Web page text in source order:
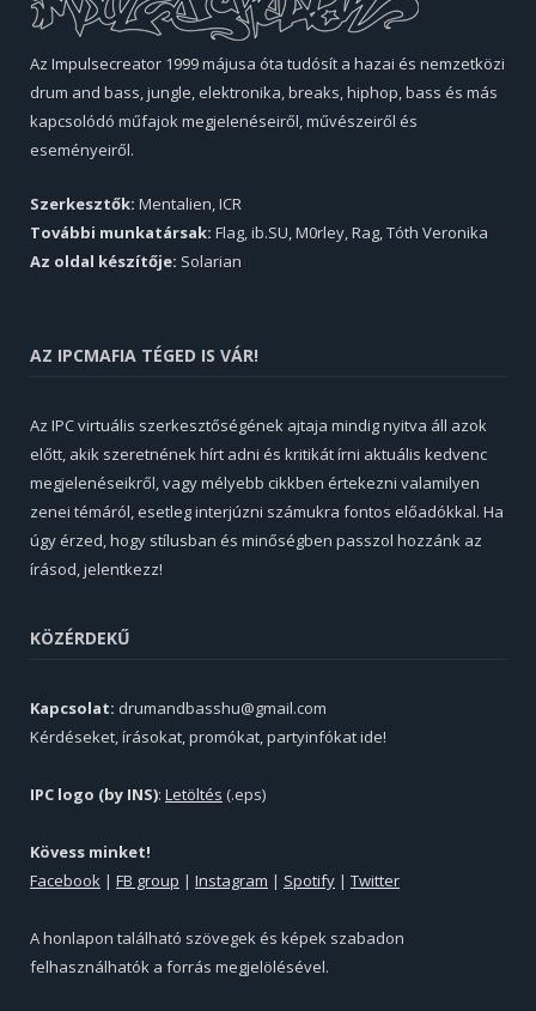
Az Impulsecreator 1999 májusa óta tudósít a hazai és nemzetközi
drum and bass, jungle, elektronika, breaks, hiphop, bass és más
kapcsolódó műfajok megjelenéseiről, művészeiről és
eseményeiről.
Szerkesztők: Mentalien, ICR
További munkatársak: Flag, ib.SU, M0rley, Rag, Tóth Veronika
Az oldal készítője: Solarian
AZ IPCMAFIA TÉGED IS VÁR!
Az IPC virtuális szerkesztőségének ajtaja mindig nyitva áll azok
előtt, akik szeretnének hírt adni és kritikát írni aktuális kedvenc
megjelenéseikről, vagy mélyebb cikkben értekezni valamilyen
zenei témáról, esetleg interjúzni számukra fontos előadókkal. Ha
úgy érzed, hogy stílusban és minőségben passzol hozzánk az
írásod, jelentkezz!
KÖZÉRDEKŰ
Kapcsolat: drumandbasshu@gmail.com
Kérdéseket, írásokat, promókat, partyinfókat ide!
IPC logo (by INS): Letöltés (.eps)
Kövess minket!
Facebook | FB group | Instagram | Spotify | Twitter
A honlapon található szövegek és képek szabadon
felhasználhatók a forrás megjelölésével.